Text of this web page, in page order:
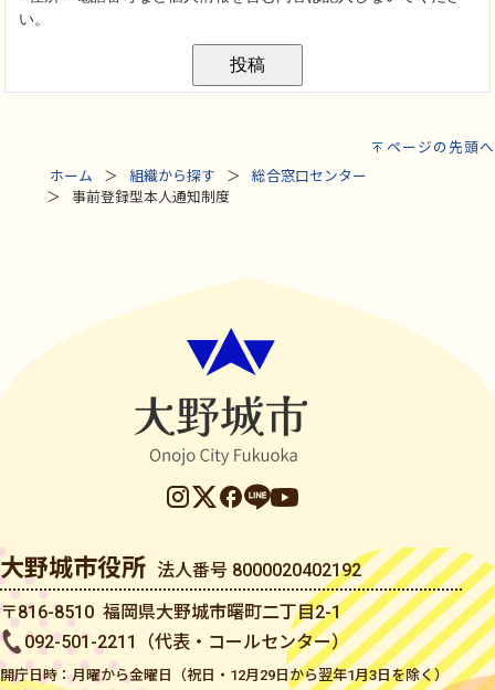
ページの先頭へ
ホーム
組織から探す
総合窓口センター
事前登録型本人通知制度
大野城市役所 法人番号 8000020402192
〒816-8510 福岡県大野城市曙町二丁目2-1
092-501-2211（代表・コールセンター）
開庁日時：月曜から金曜日（祝日・12月29日から翌年1月3日を除く）